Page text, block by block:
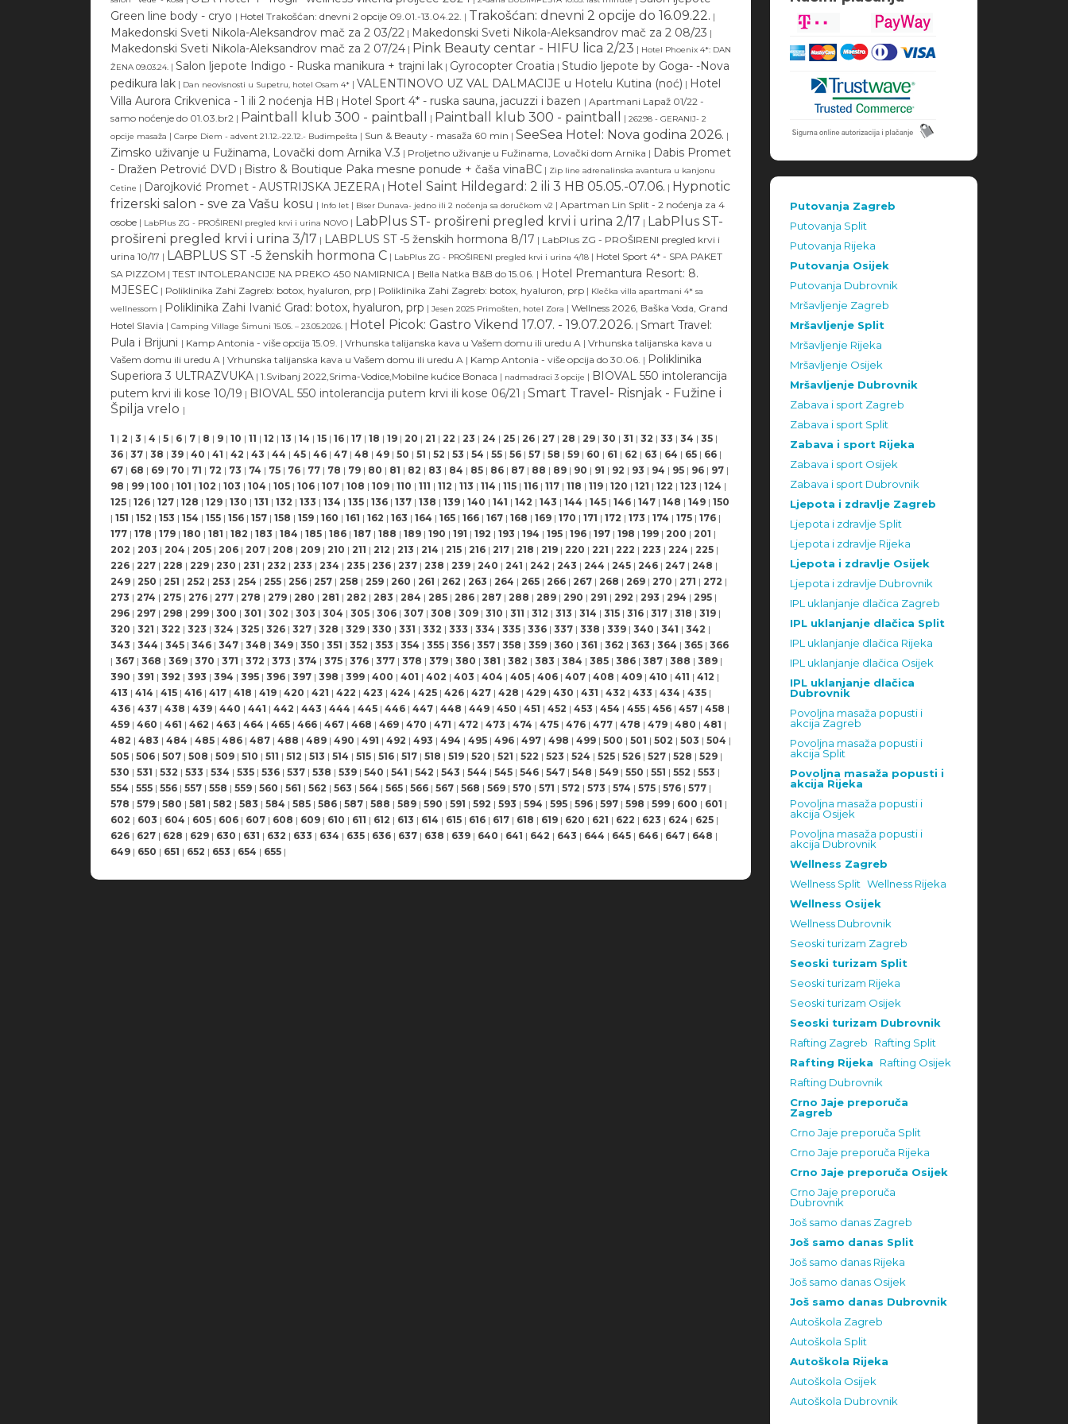
Green line body - cryo | Hotel Trakošćan: dnevni 2 opcije 09.01.-13.04.22. | Trakošćan: dnevni 2 opcije do 16.09.22. |
Makedonski Sveti Nikola-Aleksandrov mač za 2 03/22 | Makedonski Sveti Nikola-Aleksandrov mač za 2 08/23 |
Makedonski Sveti Nikola-Aleksandrov mač za 2 07/24 | Pink Beauty centar - HIFU lica 2/23 | Hotel Phoenix 4*: DAN
ŽENA 09.03.24. | Salon ljepote Indigo - Ruska manikura + trajni lak | Gyrocopter Croatia | Studio ljepote by Goga- -Nova
pedikura lak | Dan neovisnosti u Supetru, hotel Osam 4* | VALENTINOVO UZ VAL DALMACIJE u Hotelu Kutina (noć) | Hotel
Villa Aurora Crikvenica - 1 ili 2 noćenja HB | Hotel Sport 4* - ruska sauna, jacuzzi i bazen | Apartmani Lapaž 01/22 -
samo noćenje do 01.03.br2 | Paintball klub 300 - paintball | Paintball klub 300 - paintball | 26298 - GERANIJ- 2
opcije masaža | Carpe Diem - advent 21.12.-22.12.- Budimpešta | Sun & Beauty - masaža 60 min | SeeSea Hotel: Nova godina 2026. |
Zimsko uživanje u Fužinama, Lovački dom Arnika V.3 | Proljetno uživanje u Fužinama, Lovački dom Arnika | Dabis Promet
- Dražen Petrović DVD | Bistro & Boutique Paka mesne ponude + čaša vinaBC | Zip line adrenalinska avantura u kanjonu
Cetine | Darojković Promet - AUSTRIJSKA JEZERA | Hotel Saint Hildegard: 2 ili 3 HB 05.05.-07.06. | Hypnotic
frizerski salon - sve za Vašu kosu | Info let | Biser Dunava- jedno ili 2 noćenja sa doručkom v2 | Apartman Lin Split - 2 noćenja za 4
osobe | LabPlus ZG - PROŠIRENI pregled krvi i urina NOVO | LabPlus ST- prošireni pregled krvi i urina 2/17 | LabPlus ST-
prošireni pregled krvi i urina 3/17 | LABPLUS ST -5 ženskih hormona 8/17 | LabPlus ZG - PROŠIRENI pregled krvi i
urina 10/17 | LABPLUS ST -5 ženskih hormona C | LabPlus ZG - PROŠIRENI pregled krvi i urina 4/18 | Hotel Sport 4* - SPA PAKET
SA PIZZOM | TEST INTOLERANCIJE NA PREKO 450 NAMIRNICA | Bella Natka B&B do 15.06. | Hotel Premantura Resort: 8.
MJESEC | Poliklinika Zahi Zagreb: botox, hyaluron, prp | Poliklinika Zahi Zagreb: botox, hyaluron, prp | Klečka villa apartmani 4* sa
wellnessom | Poliklinika Zahi Ivanić Grad: botox, hyaluron, prp | Jesen 2025 Primošten, hotel Zora | Wellness 2026, Baška Voda, Grand
Hotel Slavia | Camping Village Šimuni 15.05. – 23.05.2026. | Hotel Picok: Gastro Vikend 17.07. - 19.07.2026. | Smart Travel:
Pula i Brijuni | Kamp Antonia - više opcija 15.09. | Vrhunska talijanska kava u Vašem domu ili uredu A | Vrhunska talijanska kava u
Vašem domu ili uredu A | Vrhunska talijanska kava u Vašem domu ili uredu A | Kamp Antonia - više opcija do 30.06. | Poliklinika
Superiora 3 ULTRAZVUKA | 1.Svibanj 2022,Srima-Vodice,Mobilne kućice Bonaca | nadmadraci 3 opcije | BIOVAL 550 intolerancija
putem krvi ili kose 10/19 | BIOVAL 550 intolerancija putem krvi ili kose 06/21 | Smart Travel- Risnjak - Fužine i
Špilja vrelo |
1 | 2 | 3 | 4 | 5 | 6 | 7 | 8 | 9 | 10 | 11 | 12 | 13 | 14 | 15 | 16 | 17 | 18 | 19 | 20 | 21 | 22 | 23 | 24 | 25 | 26 | 27 | 28 | 29 | 30 | 31 | 32 | 33 | 34 | 35 |
36 | 37 | 38 | 39 | 40 | 41 | 42 | 43 | 44 | 45 | 46 | 47 | 48 | 49 | 50 | 51 | 52 | 53 | 54 | 55 | 56 | 57 | 58 | 59 | 60 | 61 | 62 | 63 | 64 | 65 | 66 |
67 | 68 | 69 | 70 | 71 | 72 | 73 | 74 | 75 | 76 | 77 | 78 | 79 | 80 | 81 | 82 | 83 | 84 | 85 | 86 | 87 | 88 | 89 | 90 | 91 | 92 | 93 | 94 | 95 | 96 | 97 |
98 | 99 | 100 | 101 | 102 | 103 | 104 | 105 | 106 | 107 | 108 | 109 | 110 | 111 | 112 | 113 | 114 | 115 | 116 | 117 | 118 | 119 | 120 | 121 | 122 | 123 | 124 |
125 | 126 | 127 | 128 | 129 | 130 | 131 | 132 | 133 | 134 | 135 | 136 | 137 | 138 | 139 | 140 | 141 | 142 | 143 | 144 | 145 | 146 | 147 | 148 | 149 | 150
| 151 | 152 | 153 | 154 | 155 | 156 | 157 | 158 | 159 | 160 | 161 | 162 | 163 | 164 | 165 | 166 | 167 | 168 | 169 | 170 | 171 | 172 | 173 | 174 | 175 | 176 |
177 | 178 | 179 | 180 | 181 | 182 | 183 | 184 | 185 | 186 | 187 | 188 | 189 | 190 | 191 | 192 | 193 | 194 | 195 | 196 | 197 | 198 | 199 | 200 | 201 |
202 | 203 | 204 | 205 | 206 | 207 | 208 | 209 | 210 | 211 | 212 | 213 | 214 | 215 | 216 | 217 | 218 | 219 | 220 | 221 | 222 | 223 | 224 | 225 |
226 | 227 | 228 | 229 | 230 | 231 | 232 | 233 | 234 | 235 | 236 | 237 | 238 | 239 | 240 | 241 | 242 | 243 | 244 | 245 | 246 | 247 | 248 |
249 | 250 | 251 | 252 | 253 | 254 | 255 | 256 | 257 | 258 | 259 | 260 | 261 | 262 | 263 | 264 | 265 | 266 | 267 | 268 | 269 | 270 | 271 | 272 |
273 | 274 | 275 | 276 | 277 | 278 | 279 | 280 | 281 | 282 | 283 | 284 | 285 | 286 | 287 | 288 | 289 | 290 | 291 | 292 | 293 | 294 | 295 |
296 | 297 | 298 | 299 | 300 | 301 | 302 | 303 | 304 | 305 | 306 | 307 | 308 | 309 | 310 | 311 | 312 | 313 | 314 | 315 | 316 | 317 | 318 | 319 |
320 | 321 | 322 | 323 | 324 | 325 | 326 | 327 | 328 | 329 | 330 | 331 | 332 | 333 | 334 | 335 | 336 | 337 | 338 | 339 | 340 | 341 | 342 |
343 | 344 | 345 | 346 | 347 | 348 | 349 | 350 | 351 | 352 | 353 | 354 | 355 | 356 | 357 | 358 | 359 | 360 | 361 | 362 | 363 | 364 | 365 | 366
| 367 | 368 | 369 | 370 | 371 | 372 | 373 | 374 | 375 | 376 | 377 | 378 | 379 | 380 | 381 | 382 | 383 | 384 | 385 | 386 | 387 | 388 | 389 |
390 | 391 | 392 | 393 | 394 | 395 | 396 | 397 | 398 | 399 | 400 | 401 | 402 | 403 | 404 | 405 | 406 | 407 | 408 | 409 | 410 | 411 | 412 |
413 | 414 | 415 | 416 | 417 | 418 | 419 | 420 | 421 | 422 | 423 | 424 | 425 | 426 | 427 | 428 | 429 | 430 | 431 | 432 | 433 | 434 | 435 |
436 | 437 | 438 | 439 | 440 | 441 | 442 | 443 | 444 | 445 | 446 | 447 | 448 | 449 | 450 | 451 | 452 | 453 | 454 | 455 | 456 | 457 | 458 |
459 | 460 | 461 | 462 | 463 | 464 | 465 | 466 | 467 | 468 | 469 | 470 | 471 | 472 | 473 | 474 | 475 | 476 | 477 | 478 | 479 | 480 | 481 |
482 | 483 | 484 | 485 | 486 | 487 | 488 | 489 | 490 | 491 | 492 | 493 | 494 | 495 | 496 | 497 | 498 | 499 | 500 | 501 | 502 | 503 | 504 |
505 | 506 | 507 | 508 | 509 | 510 | 511 | 512 | 513 | 514 | 515 | 516 | 517 | 518 | 519 | 520 | 521 | 522 | 523 | 524 | 525 | 526 | 527 | 528 | 529 |
530 | 531 | 532 | 533 | 534 | 535 | 536 | 537 | 538 | 539 | 540 | 541 | 542 | 543 | 544 | 545 | 546 | 547 | 548 | 549 | 550 | 551 | 552 | 553 |
554 | 555 | 556 | 557 | 558 | 559 | 560 | 561 | 562 | 563 | 564 | 565 | 566 | 567 | 568 | 569 | 570 | 571 | 572 | 573 | 574 | 575 | 576 | 577 |
578 | 579 | 580 | 581 | 582 | 583 | 584 | 585 | 586 | 587 | 588 | 589 | 590 | 591 | 592 | 593 | 594 | 595 | 596 | 597 | 598 | 599 | 600 | 601 |
602 | 603 | 604 | 605 | 606 | 607 | 608 | 609 | 610 | 611 | 612 | 613 | 614 | 615 | 616 | 617 | 618 | 619 | 620 | 621 | 622 | 623 | 624 | 625 |
626 | 627 | 628 | 629 | 630 | 631 | 632 | 633 | 634 | 635 | 636 | 637 | 638 | 639 | 640 | 641 | 642 | 643 | 644 | 645 | 646 | 647 | 648 |
649 | 650 | 651 | 652 | 653 | 654 | 655 |
Putovanja Zagreb
Putovanja Split
Putovanja Rijeka
Putovanja Osijek
Putovanja Dubrovnik
Mršavljenje Zagreb
Mršavljenje Split
Mršavljenje Rijeka
Mršavljenje Osijek
Mršavljenje Dubrovnik
Zabava i sport Zagreb
Zabava i sport Split
Zabava i sport Rijeka
Zabava i sport Osijek
Zabava i sport Dubrovnik
Ljepota i zdravlje Zagreb
Ljepota i zdravlje Split
Ljepota i zdravlje Rijeka
Ljepota i zdravlje Osijek
Ljepota i zdravlje Dubrovnik
IPL uklanjanje dlačica Zagreb
IPL uklanjanje dlačica Split
IPL uklanjanje dlačica Rijeka
IPL uklanjanje dlačica Osijek
IPL uklanjanje dlačica
Dubrovnik
Povoljna masaža popusti i
akcija Zagreb
Povoljna masaža popusti i
akcija Split
Povoljna masaža popusti i
akcija Rijeka
Povoljna masaža popusti i
akcija Osijek
Povoljna masaža popusti i
akcija Dubrovnik
Wellness Zagreb
Wellness Split Wellness Rijeka
Wellness Osijek
Wellness Dubrovnik
Seoski turizam Zagreb
Seoski turizam Split
Seoski turizam Rijeka
Seoski turizam Osijek
Seoski turizam Dubrovnik
Rafting Zagreb
Rafting Split
Rafting Rijeka
Rafting Osijek
Rafting Dubrovnik
Crno Jaje preporuča
Zagreb
Crno Jaje preporuča Split
Crno Jaje preporuča Rijeka
Crno Jaje preporuča Osijek
Crno Jaje preporuča
Dubrovnik
Još samo danas Zagreb
Još samo danas Split
Još samo danas Rijeka
Još samo danas Osijek
Još samo danas Dubrovnik
Autoškola Zagreb
Autoškola Split
Autoškola Rijeka
Autoškola Osijek
Autoškola Dubrovnik